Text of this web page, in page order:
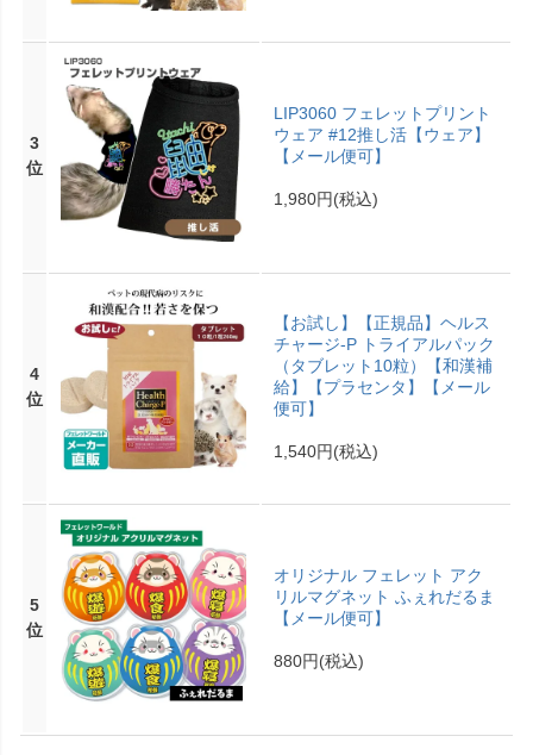
3
位
LIP3060 フェレットプリント
ウェア #12推し活【ウェア】
【メール便可】
1,980円(税込)
4
位
【お試し】【正規品】ヘルス
チャージ-P トライアルパック
（タブレット10粒）【和漢補
給】【プラセンタ】【メール
便可】
1,540円(税込)
5
位
オリジナル フェレット アク
リルマグネット ふぇれだるま
【メール便可】
880円(税込)